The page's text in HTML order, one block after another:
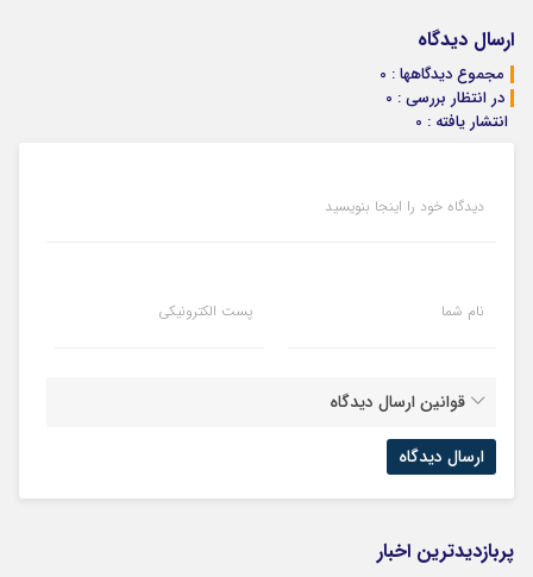
بفروش*فقط
خریدار واقعی*
ارسال دیدگاه
مجموع دیدگاهها : 0
در انتظار بررسی : 0
انتشار یافته : 0
دیدگاه خود را اینجا بنویسید
نام شما پست الکترونیکی
قوانین ارسال دیدگاه
پربازدیدترین اخبار